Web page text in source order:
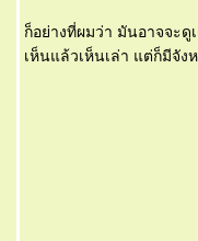
ก็อย่างที่ผมว่า มันอาจจะ
เห็นแล้วเห็นเล่า แต่ก็มีจั